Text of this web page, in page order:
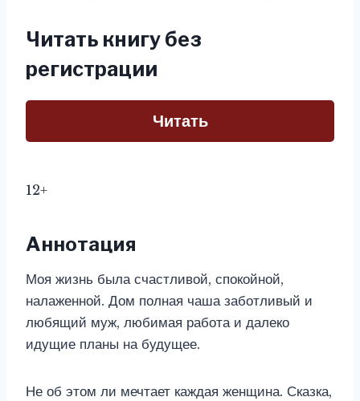
Читать книгу без
регистрации
Читать
12+
Аннотация
Моя жизнь была счастливой, спокойной,
налаженной. Дом полная чаша заботливый и
любящий муж, любимая работа и далеко
идущие планы на будущее.
Не об этом ли мечтает каждая женщина. Сказка,